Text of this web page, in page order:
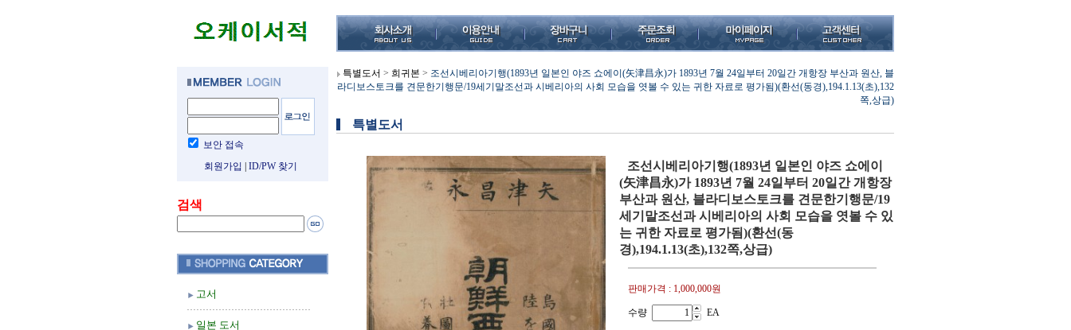
보안 접속
회원가입
ID/PW 찾기
검색
고서
일본 도서
특별도서 > 희귀본 > 조선시베리아기행(1893년 일본인 야즈 쇼에이(矢津昌永)가 1893년 7월 24일부터 20일간 개항장 부산과 원산, 블
라디보스토크를 견문한기행문/19세기말조선과 시베리아의 사회 모습을 엿볼 수 있는 귀한 자료로 평가됨)(환선(동경),194.1.13(초),132
쪽,상급)
특별도서
조선시베리아기행(1893년 일본인 야즈 쇼에이
(矢津昌永)가 1893년 7월 24일부터 20일간 개항장
부산과 원산, 블라디보스토크를 견문한기행문/19
세기말조선과 시베리아의 사회 모습을 엿볼 수 있
는 귀한 자료로 평가됨)(환선(동
경),194.1.13(초),132쪽,상급)
판매가격 : 1,000,000원
수량 EA